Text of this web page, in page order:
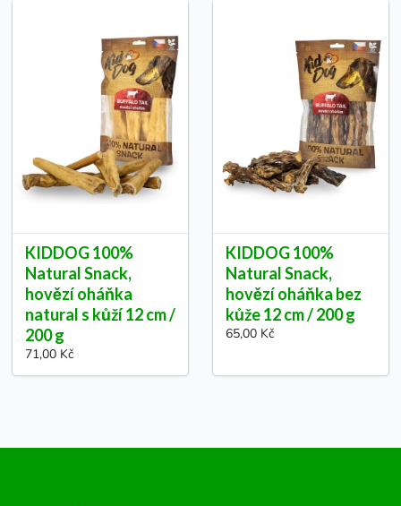
KIDDOG 100%
Natural Snack,
hovězí oháňka
natural s kůží 12 cm /
200 g
71,00 Kč
KIDDOG 100%
Natural Snack,
hovězí oháňka bez
kůže 12 cm / 200 g
65,00 Kč